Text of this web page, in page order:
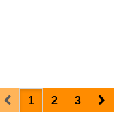
Prev1 2 3